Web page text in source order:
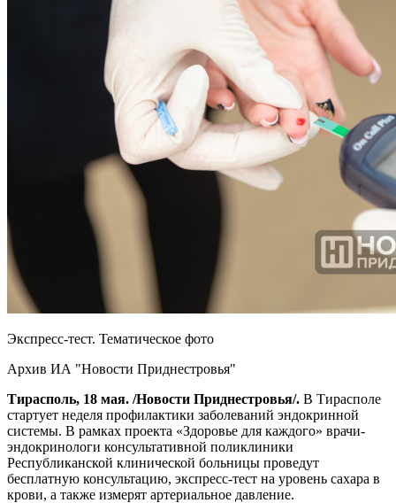
Экспресс-тест. Тематическое фото
Архив ИА "Новости Приднестровья"
Тирасполь, 18 мая. /Новости Приднестровья/. В Тирасполе
стартует неделя профилактики заболеваний эндокринной
системы. В рамках проекта «Здоровье для каждого» врачи-
эндокринологи консультативной поликлиники
Республиканской клинической больницы проведут
бесплатную консультацию, экспресс-тест на уровень сахара в
крови, а также измерят артериальное давление.